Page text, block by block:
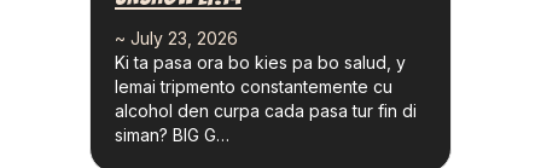
~ July 23, 2026
Ki ta pasa ora bo kies pa bo salud, y
lemai tripmento constantemente cu
alcohol den curpa cada pasa tur fin di
siman? BIG G…